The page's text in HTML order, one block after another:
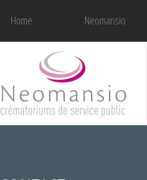
Home Neomansio